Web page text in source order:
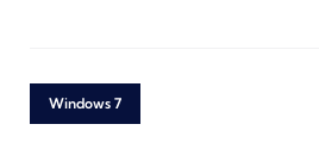
Windows 7